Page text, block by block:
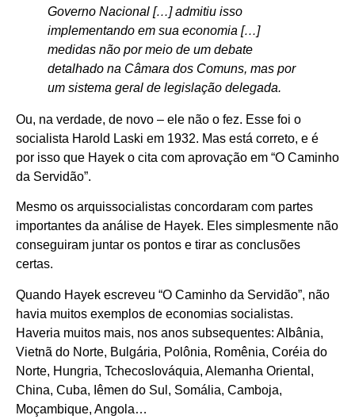
Governo Nacional […] admitiu isso
implementando em sua economia […]
medidas não por meio de um debate
detalhado na Câmara dos Comuns, mas por
um sistema geral de legislação delegada.
Ou, na verdade, de novo – ele não o fez. Esse foi o
socialista Harold Laski em 1932. Mas está correto, e é
por isso que Hayek o cita com aprovação em “O Caminho
da Servidão”.
Mesmo os arquissocialistas concordaram com partes
importantes da análise de Hayek. Eles simplesmente não
conseguiram juntar os pontos e tirar as conclusões
certas.
Quando Hayek escreveu “O Caminho da Servidão”, não
havia muitos exemplos de economias socialistas.
Haveria muitos mais, nos anos subsequentes: Albânia,
Vietnã do Norte, Bulgária, Polônia, Romênia, Coréia do
Norte, Hungria, Tchecoslováquia, Alemanha Oriental,
China, Cuba, Iêmen do Sul, Somália, Camboja,
Moçambique, Angola…